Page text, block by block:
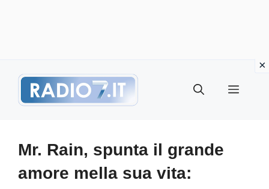
Menu
Mr. Rain, spunta il grande
amore mella sua vita: